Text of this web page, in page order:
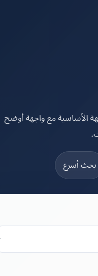
مع واجهة أوضح